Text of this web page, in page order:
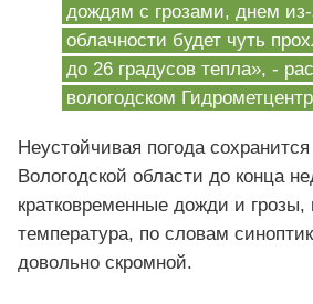
дождям с грозами, днем
облачности будет чуть
до 26 градусов тепла», -
вологодском
Неустойчивая погода
Вологодской области до конца
кратковременные дожди и грозы,
температура, по словам
довольно скромной.